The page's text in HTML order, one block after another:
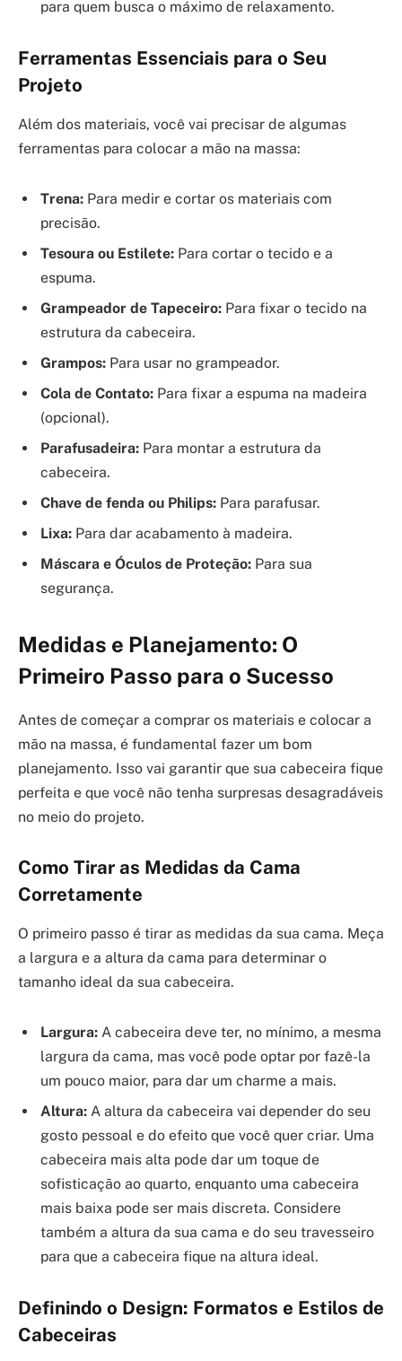
para quem busca o máximo de relaxamento.
Ferramentas Essenciais para o Seu
Projeto
Além dos materiais, você vai precisar de algumas
ferramentas para colocar a mão na massa:
Trena: Para medir e cortar os materiais com
precisão.
Tesoura ou Estilete: Para cortar o tecido e a
espuma.
Grampeador de Tapeceiro: Para fixar o tecido na
estrutura da cabeceira.
Grampos: Para usar no grampeador.
Cola de Contato: Para fixar a espuma na madeira
(opcional).
Parafusadeira: Para montar a estrutura da
cabeceira.
Chave de fenda ou Philips: Para parafusar.
Lixa: Para dar acabamento à madeira.
Máscara e Óculos de Proteção: Para sua
segurança.
Medidas e Planejamento: O
Primeiro Passo para o Sucesso
Antes de começar a comprar os materiais e colocar a
mão na massa, é fundamental fazer um bom
planejamento. Isso vai garantir que sua cabeceira fique
perfeita e que você não tenha surpresas desagradáveis
no meio do projeto.
Como Tirar as Medidas da Cama
Corretamente
O primeiro passo é tirar as medidas da sua cama. Meça
a largura e a altura da cama para determinar o
tamanho ideal da sua cabeceira.
Largura: A cabeceira deve ter, no mínimo, a mesma
largura da cama, mas você pode optar por fazê-la
um pouco maior, para dar um charme a mais.
Altura: A altura da cabeceira vai depender do seu
gosto pessoal e do efeito que você quer criar. Uma
cabeceira mais alta pode dar um toque de
sofisticação ao quarto, enquanto uma cabeceira
mais baixa pode ser mais discreta. Considere
também a altura da sua cama e do seu travesseiro
para que a cabeceira fique na altura ideal.
Definindo o Design: Formatos e Estilos de
Cabeceiras